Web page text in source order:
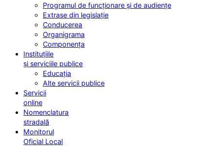
Programul de funcționare și de audiențe
Extrase din legislație
Conducerea
Organigrama
Componența
Instituțiile
și serviciile publice
Educația
Alte servicii publice
Servicii
online
Nomenclatura
stradală
Monitorul
Oficial Local